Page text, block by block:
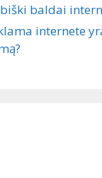
baldai
internete